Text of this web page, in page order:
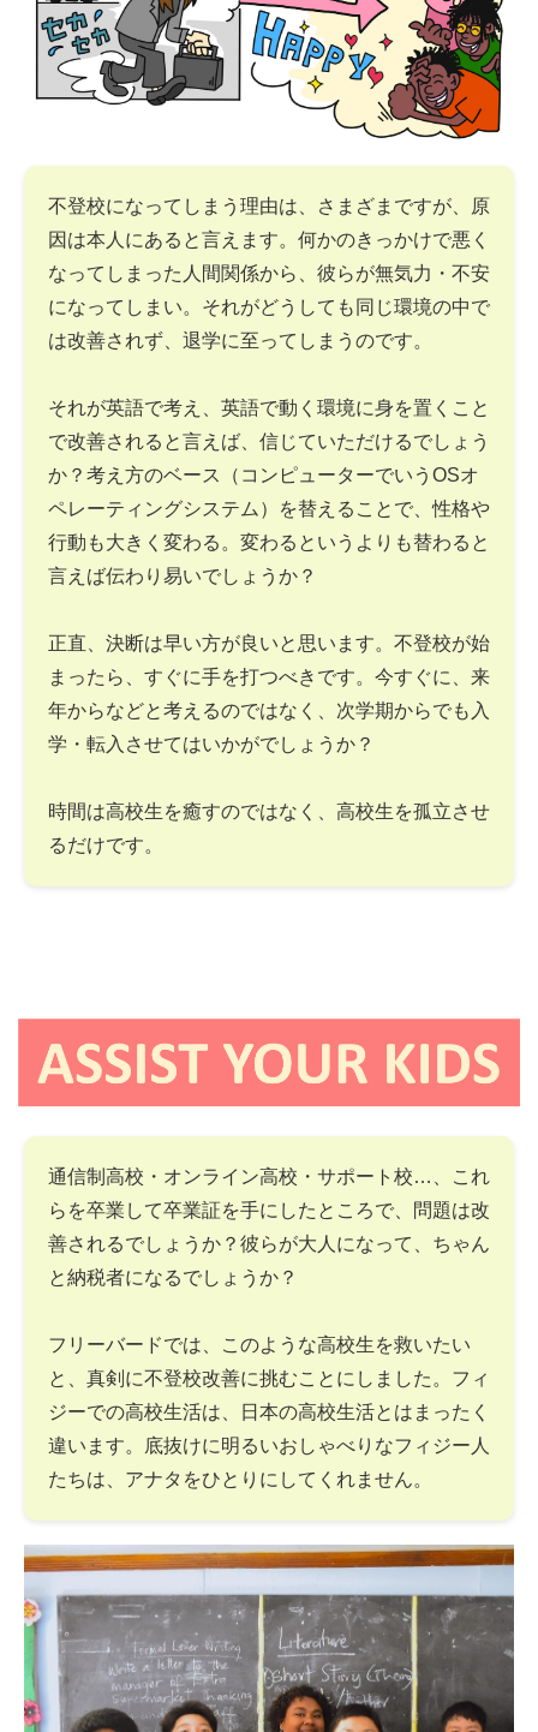
不登校になってしまう理由は、さまざまですが、原
因は本人にあると言えます。何かのきっかけで悪く
なってしまった人間関係から、彼らが無気力・不安
になってしまい。それがどうしても同じ環境の中で
は改善されず、退学に至ってしまうのです。
それが英語で考え、英語で動く環境に身を置くこと
で改善されると言えば、信じていただけるでしょう
か？考え方のベース（コンピューターでいうOSオ
ペレーティングシステム）を替えることで、性格や
行動も大きく変わる。変わるというよりも替わると
言えば伝わり易いでしょうか？
正直、決断は早い方が良いと思います。不登校が始
まったら、すぐに手を打つべきです。今すぐに、来
年からなどと考えるのではなく、次学期からでも入
学・転入させてはいかがでしょうか？
時間は高校生を癒すのではなく、高校生を孤立させ
るだけです。
通信制高校・オンライン高校・サポート校…、これ
らを卒業して卒業証を手にしたところで、問題は改
善されるでしょうか？彼らが大人になって、ちゃん
と納税者になるでしょうか？
フリーバードでは、このような高校生を救いたい
と、真剣に不登校改善に挑むことにしました。フィ
ジーでの高校生活は、日本の高校生活とはまったく
違います。底抜けに明るいおしゃべりなフィジー人
たちは、アナタをひとりにしてくれません。